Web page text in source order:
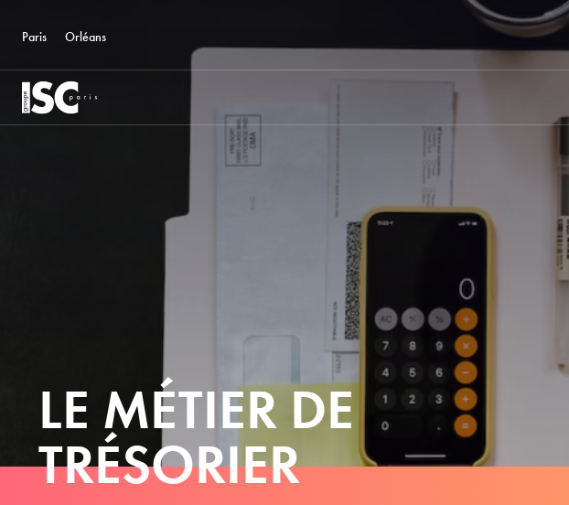
Paris Orléans
LE MÉTIER DE
TRÉSORIER